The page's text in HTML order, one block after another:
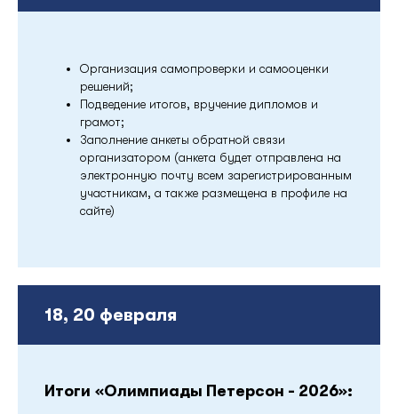
Организация самопроверки и самооценки
решений;
Подведение итогов, вручение дипломов и
грамот;
Заполнение анкеты обратной связи
организатором (анкета будет отправлена на
электронную почту всем зарегистрированным
участникам, а также размещена в профиле на
сайте)
18, 20 февраля
Итоги «Олимпиады Петерсон - 2026»: